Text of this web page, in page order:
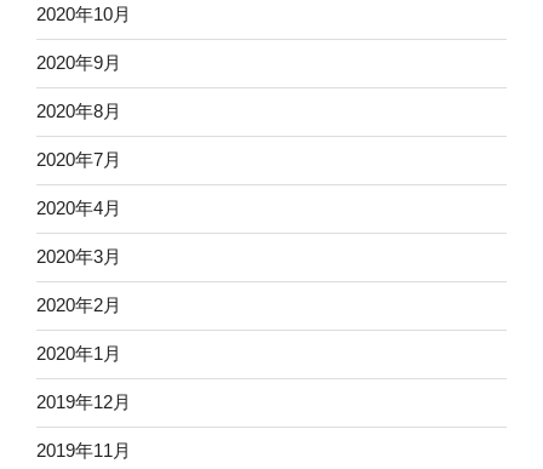
2020年10月
2020年9月
2020年8月
2020年7月
2020年4月
2020年3月
2020年2月
2020年1月
2019年12月
2019年11月